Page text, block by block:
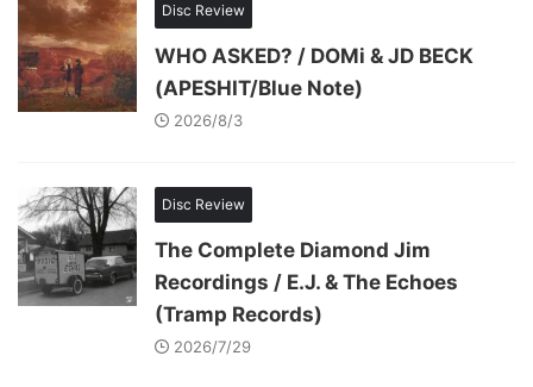
Disc Review
WHO ASKED? / DOMi & JD BECK
(APESHIT/Blue Note)
2026/8/3
Disc Review
The Complete Diamond Jim
Recordings / E.J. & The Echoes
(Tramp Records)
2026/7/29